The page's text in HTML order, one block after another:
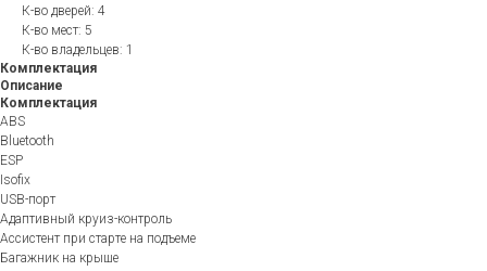
К-во дверей: 4
К-во мест: 5
К-во владельцев: 1
Комплектация
Описание
Комплектация
ABS
Bluetooth
ESP
Isofix
USB-порт
Адаптивный круиз-контроль
Ассистент при старте на подъеме
Багажник на крыше